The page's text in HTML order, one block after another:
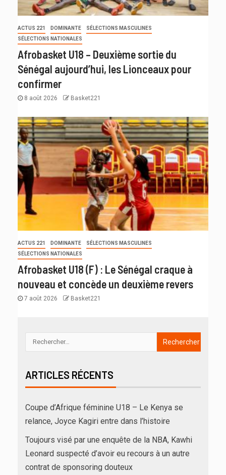
ACTUS 221 DOMINANTE
SÉLECTIONS MASCULINES
SÉLECTIONS NATIONALES
Afrobasket U18 – Deuxième sortie du
Sénégal aujourd’hui, les Lionceaux pour
confirmer
8 août 2026 Basket221
ACTUS 221 DOMINANTE
SÉLECTIONS MASCULINES
SÉLECTIONS NATIONALES
Afrobasket U18 (F) : Le Sénégal craque à
nouveau et concède un deuxième revers
7 août 2026 Basket221
ARTICLES RÉCENTS
Coupe d’Afrique féminine U18 – Le Kenya se
relance, Joyce Kagiri entre dans l’histoire
Toujours visé par une enquête de la NBA, Kawhi
Leonard suspecté d’avoir eu recours à un autre
contrat de sponsoring douteux